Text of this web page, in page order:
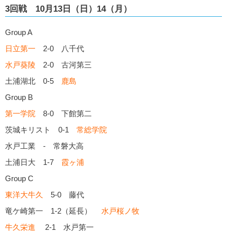
3回戦 10月13日（日）14（月）
Group A
日立第一 2-0 八千代
水戸葵陵 2-0 古河第三
土浦湖北 0-5
鹿島
Group B
第一学院 8-0 下館第二
茨城キリスト 0-1 常総学院
水戸工業 - 常磐大高
土浦日大 1-7 霞ヶ浦
Group C
東洋大牛久
5-0 藤代
竜ケ崎第一 1-2（延長） 水戸桜ノ牧
牛久栄進 2-1 水戸第一